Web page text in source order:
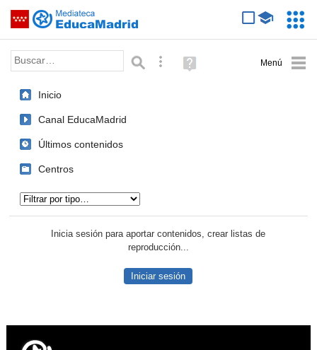
Saltar navegación
Palabra o frase: Búsqueda avanzada
Ayuda
(en
Inicio
Canal EducaMadrid
Últimos contenidos
Centros
Inicia sesión para aportar contenidos, crear listas de
reproducción...
Iniciar sesión